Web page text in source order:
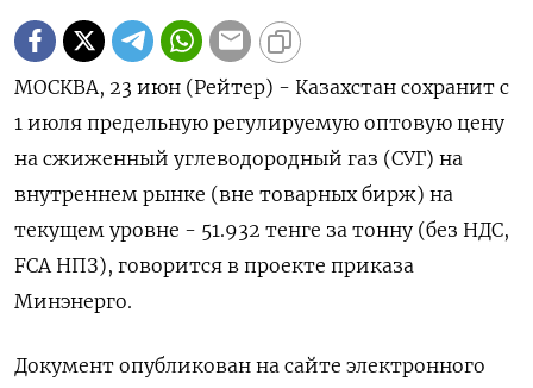
МОСКВА, 23 июн (Рейтер) - Казахстан сохранит с
1 июля предельную регулируемую оптовую цену
на сжиженный углеводородный газ (СУГ) на
внутреннем рынке (вне товарных бирж) на
текущем уровне - 51.932 тенге за тонну (без НДС,
FCA НПЗ), говорится в проекте приказа
Минэнерго.
Документ опубликован на сайте электронного